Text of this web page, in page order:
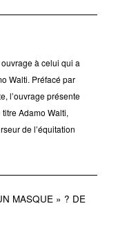
à celui qui a
Walti. Préfacé par
l’ouvrage présente
Adamo Walti,
de l’équitation
MASQUE » ? DE